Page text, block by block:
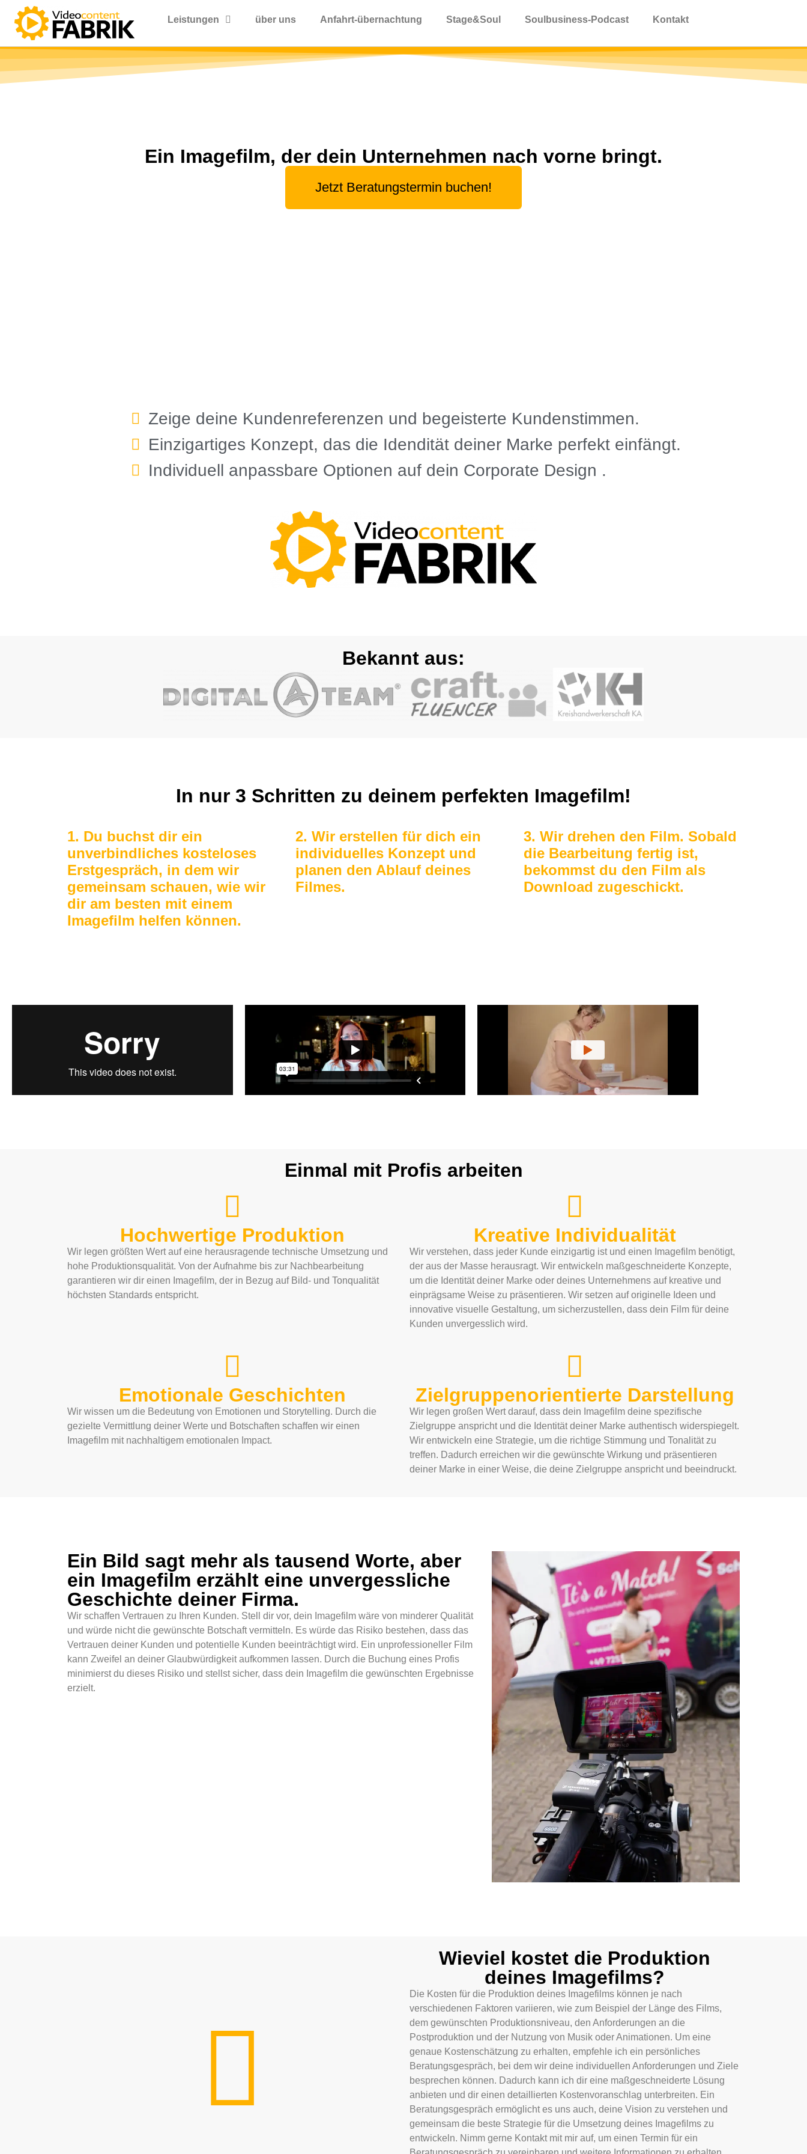
Leistungen über uns Anfahrt-übernachtung Stage&Soul Soulbusiness-Podcast Kontakt
Ein Imagefilm, der dein Unternehmen nach vorne bringt.
Jetzt Beratungstermin buchen!
Zeige deine Kundenreferenzen und begeisterte Kundenstimmen.
Einzigartiges Konzept, das die Idendität deiner Marke perfekt einfängt.
Individuell anpassbare Optionen auf dein Corporate Design .
Bekannt aus:
In nur 3 Schritten zu deinem perfekten Imagefilm!
1. Du buchst dir ein
unverbindliches kosteloses
Erstgespräch, in dem wir
gemeinsam schauen, wie wir
dir am besten mit einem
Imagefilm helfen können.
2. Wir erstellen für dich ein
individuelles Konzept und
planen den Ablauf deines
Filmes.
3. Wir drehen den Film. Sobald
die Bearbeitung fertig ist,
bekommst du den Film als
Download zugeschickt.
Einmal mit Profis arbeiten
Hochwertige Produktion
Wir legen größten Wert auf eine herausragende technische Umsetzung und
hohe Produktionsqualität. Von der Aufnahme bis zur Nachbearbeitung
garantieren wir dir einen Imagefilm, der in Bezug auf Bild- und Tonqualität
höchsten Standards entspricht.
Kreative Individualität
Wir verstehen, dass jeder Kunde einzigartig ist und einen Imagefilm benötigt,
der aus der Masse herausragt. Wir entwickeln maßgeschneiderte Konzepte,
um die Identität deiner Marke oder deines Unternehmens auf kreative und
einprägsame Weise zu präsentieren. Wir setzen auf originelle Ideen und
innovative visuelle Gestaltung, um sicherzustellen, dass dein Film für deine
Kunden unvergesslich wird.
Emotionale Geschichten
Wir wissen um die Bedeutung von Emotionen und Storytelling. Durch die
gezielte Vermittlung deiner Werte und Botschaften schaffen wir einen
Imagefilm mit nachhaltigem emotionalen Impact.
Zielgruppenorientierte Darstellung
Wir legen großen Wert darauf, dass dein Imagefilm deine spezifische
Zielgruppe anspricht und die Identität deiner Marke authentisch widerspiegelt.
Wir entwickeln eine Strategie, um die richtige Stimmung und Tonalität zu
treffen. Dadurch erreichen wir die gewünschte Wirkung und präsentieren
deiner Marke in einer Weise, die deine Zielgruppe anspricht und beeindruckt.
Ein Bild sagt mehr als tausend Worte, aber
ein Imagefilm erzählt eine unvergessliche
Geschichte deiner Firma.
Wir schaffen Vertrauen zu Ihren Kunden. Stell dir vor, dein Imagefilm wäre von minderer Qualität
und würde nicht die gewünschte Botschaft vermitteln. Es würde das Risiko bestehen, dass das
Vertrauen deiner Kunden und potentielle Kunden beeinträchtigt wird. Ein unprofessioneller Film
kann Zweifel an deiner Glaubwürdigkeit aufkommen lassen. Durch die Buchung eines Profis
minimierst du dieses Risiko und stellst sicher, dass dein Imagefilm die gewünschten Ergebnisse
erzielt.
Wieviel kostet die Produktion
deines Imagefilms?
Die Kosten für die Produktion deines Imagefilms können je nach
verschiedenen Faktoren variieren, wie zum Beispiel der Länge des Films,
dem gewünschten Produktionsniveau, den Anforderungen an die
Postproduktion und der Nutzung von Musik oder Animationen. Um eine
genaue Kostenschätzung zu erhalten, empfehle ich ein persönliches
Beratungsgespräch, bei dem wir deine individuellen Anforderungen und Ziele
besprechen können. Dadurch kann ich dir eine maßgeschneiderte Lösung
anbieten und dir einen detaillierten Kostenvoranschlag unterbreiten. Ein
Beratungsgespräch ermöglicht es uns auch, deine Vision zu verstehen und
gemeinsam die beste Strategie für die Umsetzung deines Imagefilms zu
entwickeln. Nimm gerne Kontakt mit mir auf, um einen Termin für ein